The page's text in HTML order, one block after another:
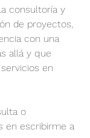
consultoría y
de proyectos,
con una
allá y que
en
en escribirme a